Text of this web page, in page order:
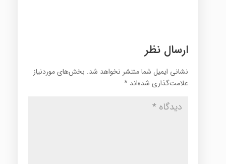
ارسال نظر
نشانی ایمیل شما منتشر نخواهد شد. بخش‌های موردنیاز
علامت‌گذاری شده‌اند *